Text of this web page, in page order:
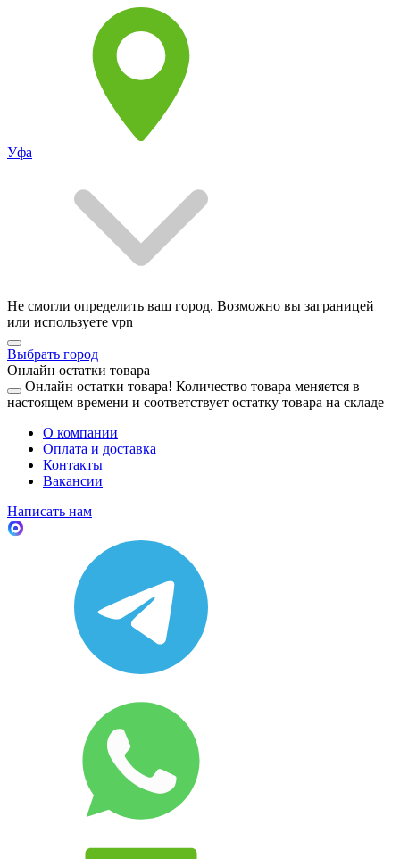
Уфа
Не смогли определить ваш город. Возможно вы заграницей
или используете vpn
Выбрать город
Онлайн остатки товара
Онлайн остатки товара! Количество товара меняется в
настоящем времени и соответствует остатку товара на складе
О компании
Оплата и доставка
Контакты
Вакансии
Написать нам